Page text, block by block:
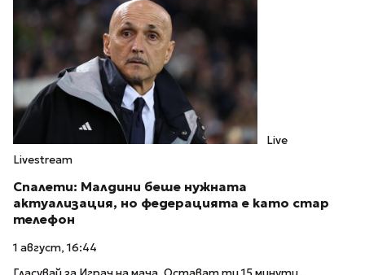
Live
Livestream
Спалети: Малдини беше нужната
актуализация, но федерацията е като стар
телефон
1 август, 16:44